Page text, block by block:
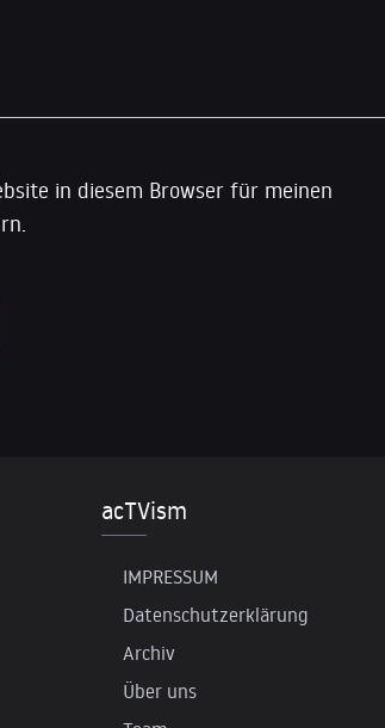
in diesem Browser für meinen
acTVism
IMPRESSUM
Datenschutzerklärung
Archiv
Über uns